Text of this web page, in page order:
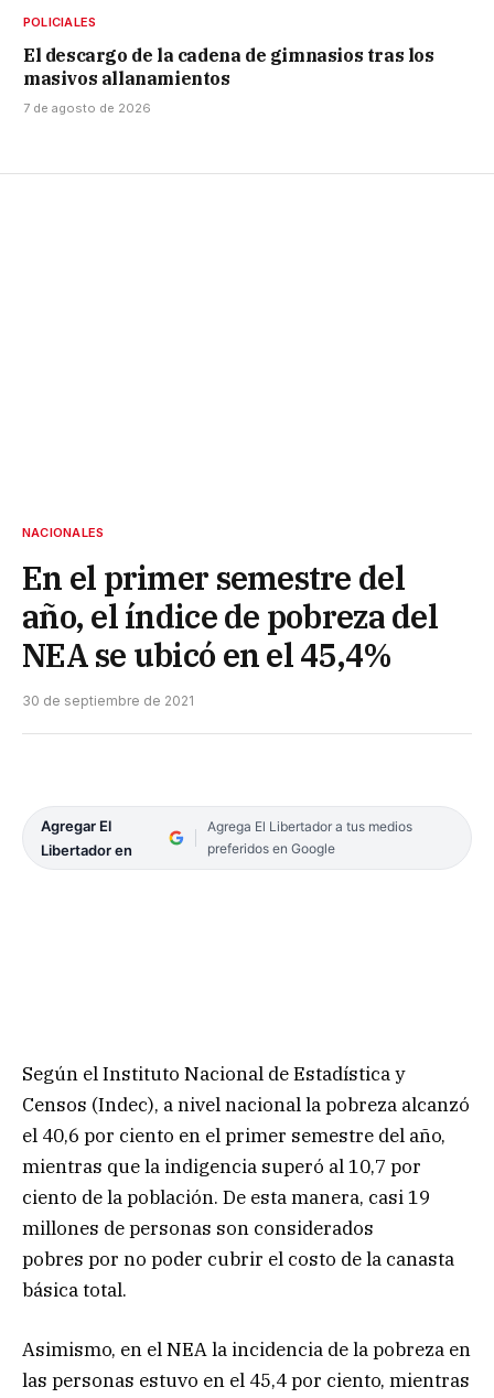
POLICIALES
El descargo de la cadena de gimnasios tras los
masivos allanamientos
7 de agosto de 2026
NACIONALES
En el primer semestre del
año, el índice de pobreza del
NEA se ubicó en el 45,4%
30 de septiembre de 2021
Agregar El
Libertador en
Agrega El Libertador a tus medios
preferidos en Google
Según el Instituto Nacional de Estadística y
Censos (Indec), a nivel nacional la pobreza alcanzó
el 40,6 por ciento en el primer semestre del año,
mientras que la indigencia superó al 10,7 por
ciento de la población. De esta manera, casi 19
millones de personas son considerados
pobres por no poder cubrir el costo de la canasta
básica total.
Asimismo, en el NEA la incidencia de la pobreza en
las personas estuvo en el 45,4 por ciento, mientras